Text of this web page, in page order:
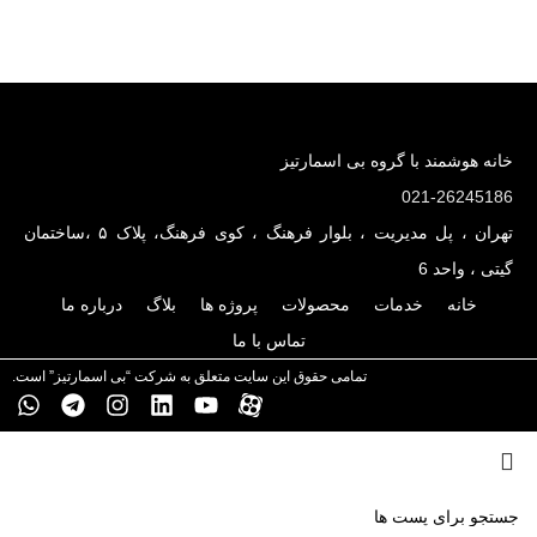
خانه هوشمند با گروه بی اسمارتیز
021-26245186
تهران ، پل مدیریت ، بلوار فرهنگ ، کوی فرهنگ، پلاک ۵ ،ساختمان
گیتی ، واحد 6
خانه
خدمات محصولات پروژه ها بلاگ
درباره ما
تماس با ما
تمامی حقوق این سایت متعلق به شرکت “بی اسمارتیز” است.